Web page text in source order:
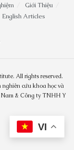
Giới Thiệu
English Articles
All rights reserved.
cứu khoa học và
Nam & Công ty TNHH Y
VI